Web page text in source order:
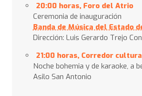
20:00 horas, Foro del Atrio
Ceremonia de inauguración
Banda de Música del Estado
Dirección: Luis Gerardo Trejo
21:00 horas, Corredor
Noche bohemia y de karaoke, a
Asilo San Antonio